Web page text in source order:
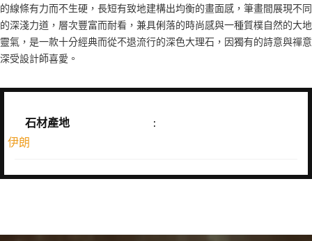
的線條有力而不生硬，長短有致地建構出均衡的畫面感，筆畫間展現不同
的深淺力道，層次豐富而耐看，兼具俐落的時尚感與一種質樸自然的大地
靈氣，是一款十分經典而從不退流行的深色大理石，因獨有的詩意與禪意
深受設計師喜愛。
石材產地
:
伊朗